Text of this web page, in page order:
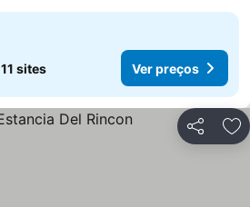
11 sites Ver preços
Partilhar